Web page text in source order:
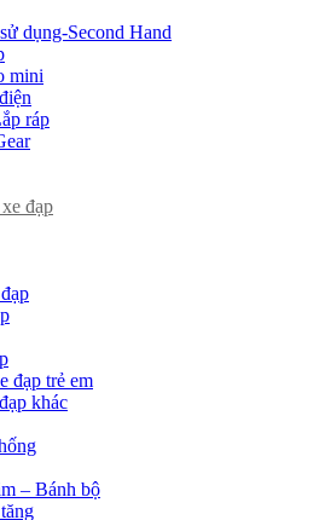
dụng-Second Hand
mini
ráp
đạp
đạp trẻ em
khác
– Bánh bộ